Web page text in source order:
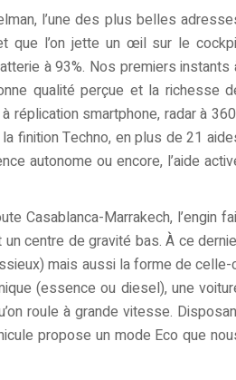
l’une des plus belles
que l’on jette un œil sur le
à 93%. Nos premiers instants
qualité perçue et la richesse
réplication smartphone, radar à
finition Techno, en plus de 21
autonome ou encore, l’aide
Casablanca-Marrakech, l’engin
centre de gravité bas. À ce
mais aussi la forme de celle-
(essence ou diesel), une
roule à grande vitesse.
propose un mode Eco que